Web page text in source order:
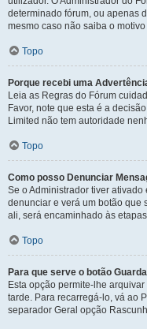
determinado fórum, ou apenas
mesmo caso não saiba o
Topo
Porque recebi uma
Leia as Regras do Fórum
Favor, note que esta é a
Limited não tem autoridade
Topo
Como posso Denunciar
Se o Administrador tiver
denunciar e verá um botão que
ali, será encaminhado às
Topo
Para que serve o botão
Esta opção permite-lhe
tarde. Para recarregá-lo, vá ao
separador Geral opção